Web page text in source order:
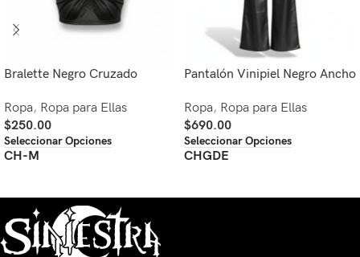
Bralette Negro Cruzado
Ropa, Ropa para Ellas
$250.00
Seleccionar Opciones
CH-M
Pantalón Vinipiel Negro Ancho
Ropa, Ropa para Ellas
$690.00
Seleccionar Opciones
CHGDE